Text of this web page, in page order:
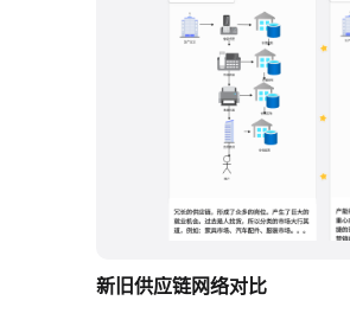
boardmix
新旧供应链网络对比